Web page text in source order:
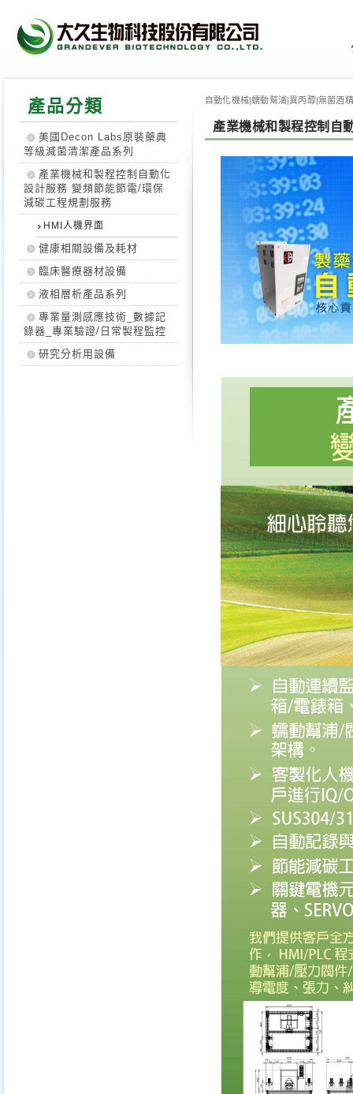
產品分類
美國Decon Labs原裝藥典
等級滅菌清潔產品系列
產業機械和製程控制自動化
設計服務 變頻節能節電/環保
減碳工程規劃服務
HMI人機界面
健康相關設備及耗材
臨床醫療器材設備
液相層析產品系列
專業量測感應技術_數據記
錄器_專業驗證/日常製程監控
研究分析用設備
自動化機械|蠕動幫浦|異丙醇|無菌酒
產業機械和製程控制自